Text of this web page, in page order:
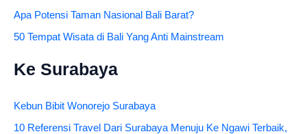
Apa Potensi Taman Nasional Bali Barat?
50 Tempat Wisata di Bali Yang Anti Mainstream
Ke Surabaya
Kebun Bibit Wonorejo Surabaya
10 Referensi Travel Dari Surabaya Menuju Ke Ngawi Terbaik,